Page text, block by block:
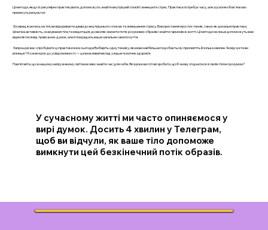
Ці методи, якщо їх регулярно практикувати, допоможуть знайти внутрішній спокій і зменшити стрес. Практика потребує часу, але зусилля обов'язково
принесуть результат.
Зосереджуючись на тілі, ви відкриваєте двері до внутрішнього спокою та зменшення стресу. Використання простих технік, таких як дихальні практики,
фізична активність, сканування тіла та медитація, дозволяє знизити потік розумових образів і знайти гармонію в житті. Ці методи не лише допоможуть вам
відволіктися від тривожних думок, але й покращать ваше загальне самопочуття.
Запрошую вас спробувати ці практики вже сьогодні Виберіть одну техніку, яка вам найбільше подобається, і присвятіть їй кілька хвилин. Чи відчуєте ви
різницю? Кожен крок до усвідомленості — це важливий вклад у ваше психічне здоров’я.
Пам’ятайте, що в нашому напруженому світі важливо знайти час для себе. Які кроки ви готові зробити, щоб знову з’єднатися зі своїм тілом і розумом?
У сучасному житті ми часто опиняємося у
вирі думок. Досить 4 хвилин у Телеграм,
щоб ви відчули, як ваше тіло допоможе
вимкнути цей безкінечний потік образів.